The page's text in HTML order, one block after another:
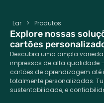
Lar > Produtos
Explore nossas
cartões
Descubra uma ampla
impressos de alta qualidade
cartões de aprendizagem
totalmente personalizadas.
sustentabilidade, e